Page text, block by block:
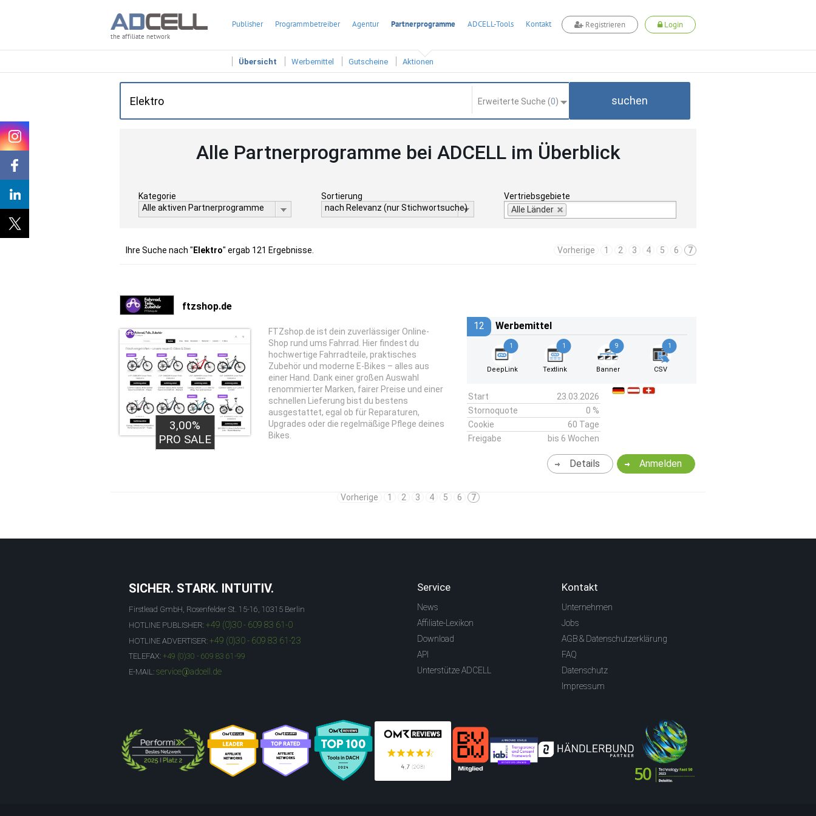
the affiliate network
Publisher Programmbetreiber Agentur Partnerprogramme ADCELL-Tools Kontakt Registrieren Login
Übersicht Werbemittel Gutscheine Aktionen
Erweiterte Suche (0) suchen
Alle Partnerprogramme bei ADCELL im Überblick
Kategorie
Alle aktiven Partnerprogramme
Sortierung
nach Relevanz (nur Stichwortsuche)
Vertriebsgebiete
Alle Länder
Ihre Suche nach " Elektro" ergab 121 Ergebnisse. Vorherige 1 2 3 4 5 6 7
ftzshop.de
3,00%
PRO SALE
FTZshop.de ist dein zuverlässiger Online-
Shop rund ums Fahrrad. Hier findest du
hochwertige Fahrradteile, praktisches
Zubehör und moderne E-Bikes – alles aus
einer Hand. Dank einer großen Auswahl
renommierter Marken, fairer Preise und einer
schnellen Lieferung bist du bestens
ausgestattet, egal ob für Reparaturen,
Upgrades oder die regelmäßige Pflege deines
Bikes.
12 Werbemittel
1
DeepLink
1
Textlink
9
Banner
1
CSV
Start
23.03.2026
Stornoquote
0 %
Cookie
60 Tage
Freigabe
bis 6 Wochen
Anmelden
Details
Vorherige 1 2 3 4 5 6 7
SICHER. STARK. INTUITIV.
Firstlead GmbH, Rosenfelder St. 15-16, 10315 Berlin
HOTLINE PUBLISHER: +49 (0)30 - 609 83 61-0
HOTLINE ADVERTISER: +49 (0)30 - 609 83 61-23
TELEFAX: +49 (0)30 - 609 83 61-99
E-MAIL: service@adcell.de
Service
News
Affiliate-Lexikon
Download
API
Unterstütze ADCELL
Kontakt
Unternehmen
Jobs
AGB & Datenschutzerklärung
FAQ
Datenschutz
Impressum